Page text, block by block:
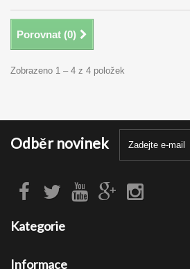
Porovnat (0)
Zobrazeno 1 – 4 z 4 položek
Odběr novinek
Kategorie
Informace